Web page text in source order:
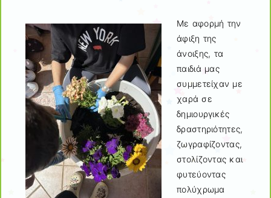
Με αφορμή την
άφιξη της
άνοιξης, τα
παιδιά μας
συμμετείχαν με
χαρά σε
δημιουργικές
δραστηριότητες,
ζωγραφίζοντας,
στολίζοντας και
φυτεύοντας
πολύχρωμα